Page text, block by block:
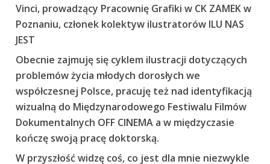
Vinci, prowadzący Pracownię Grafiki w CK ZAMEK w
Poznaniu, członek kolektyw ilustratorów ILU NAS
JEST
Obecnie zajmuję się cyklem ilustracji dotyczących
problemów życia młodych dorosłych we
współczesnej Polsce, pracuję też nad identyfikacją
wizualną do Międzynarodowego Festiwalu Filmów
Dokumentalnych OFF CINEMA a w międzyczasie
kończę swoją pracę doktorską.
W przyszłość widzę coś, co jest dla mnie niezwykle